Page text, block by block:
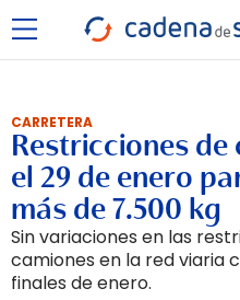
CARRETERA
Restricciones
el 29 de enero
más de 7.500 kg
Sin variaciones en las
camiones en la red viaria
finales de enero.